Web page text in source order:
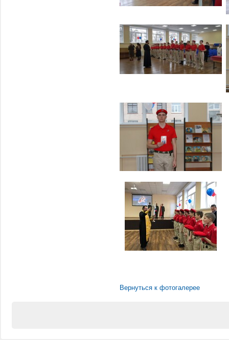
Вернуться к фотогалерее